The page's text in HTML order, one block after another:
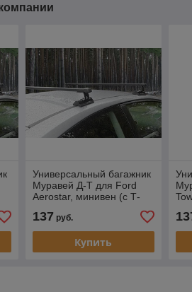
Универсальный багажник
Муравей Д-Т для Ford
Aerostar, минивен (с Т-
137 руб.
Купить